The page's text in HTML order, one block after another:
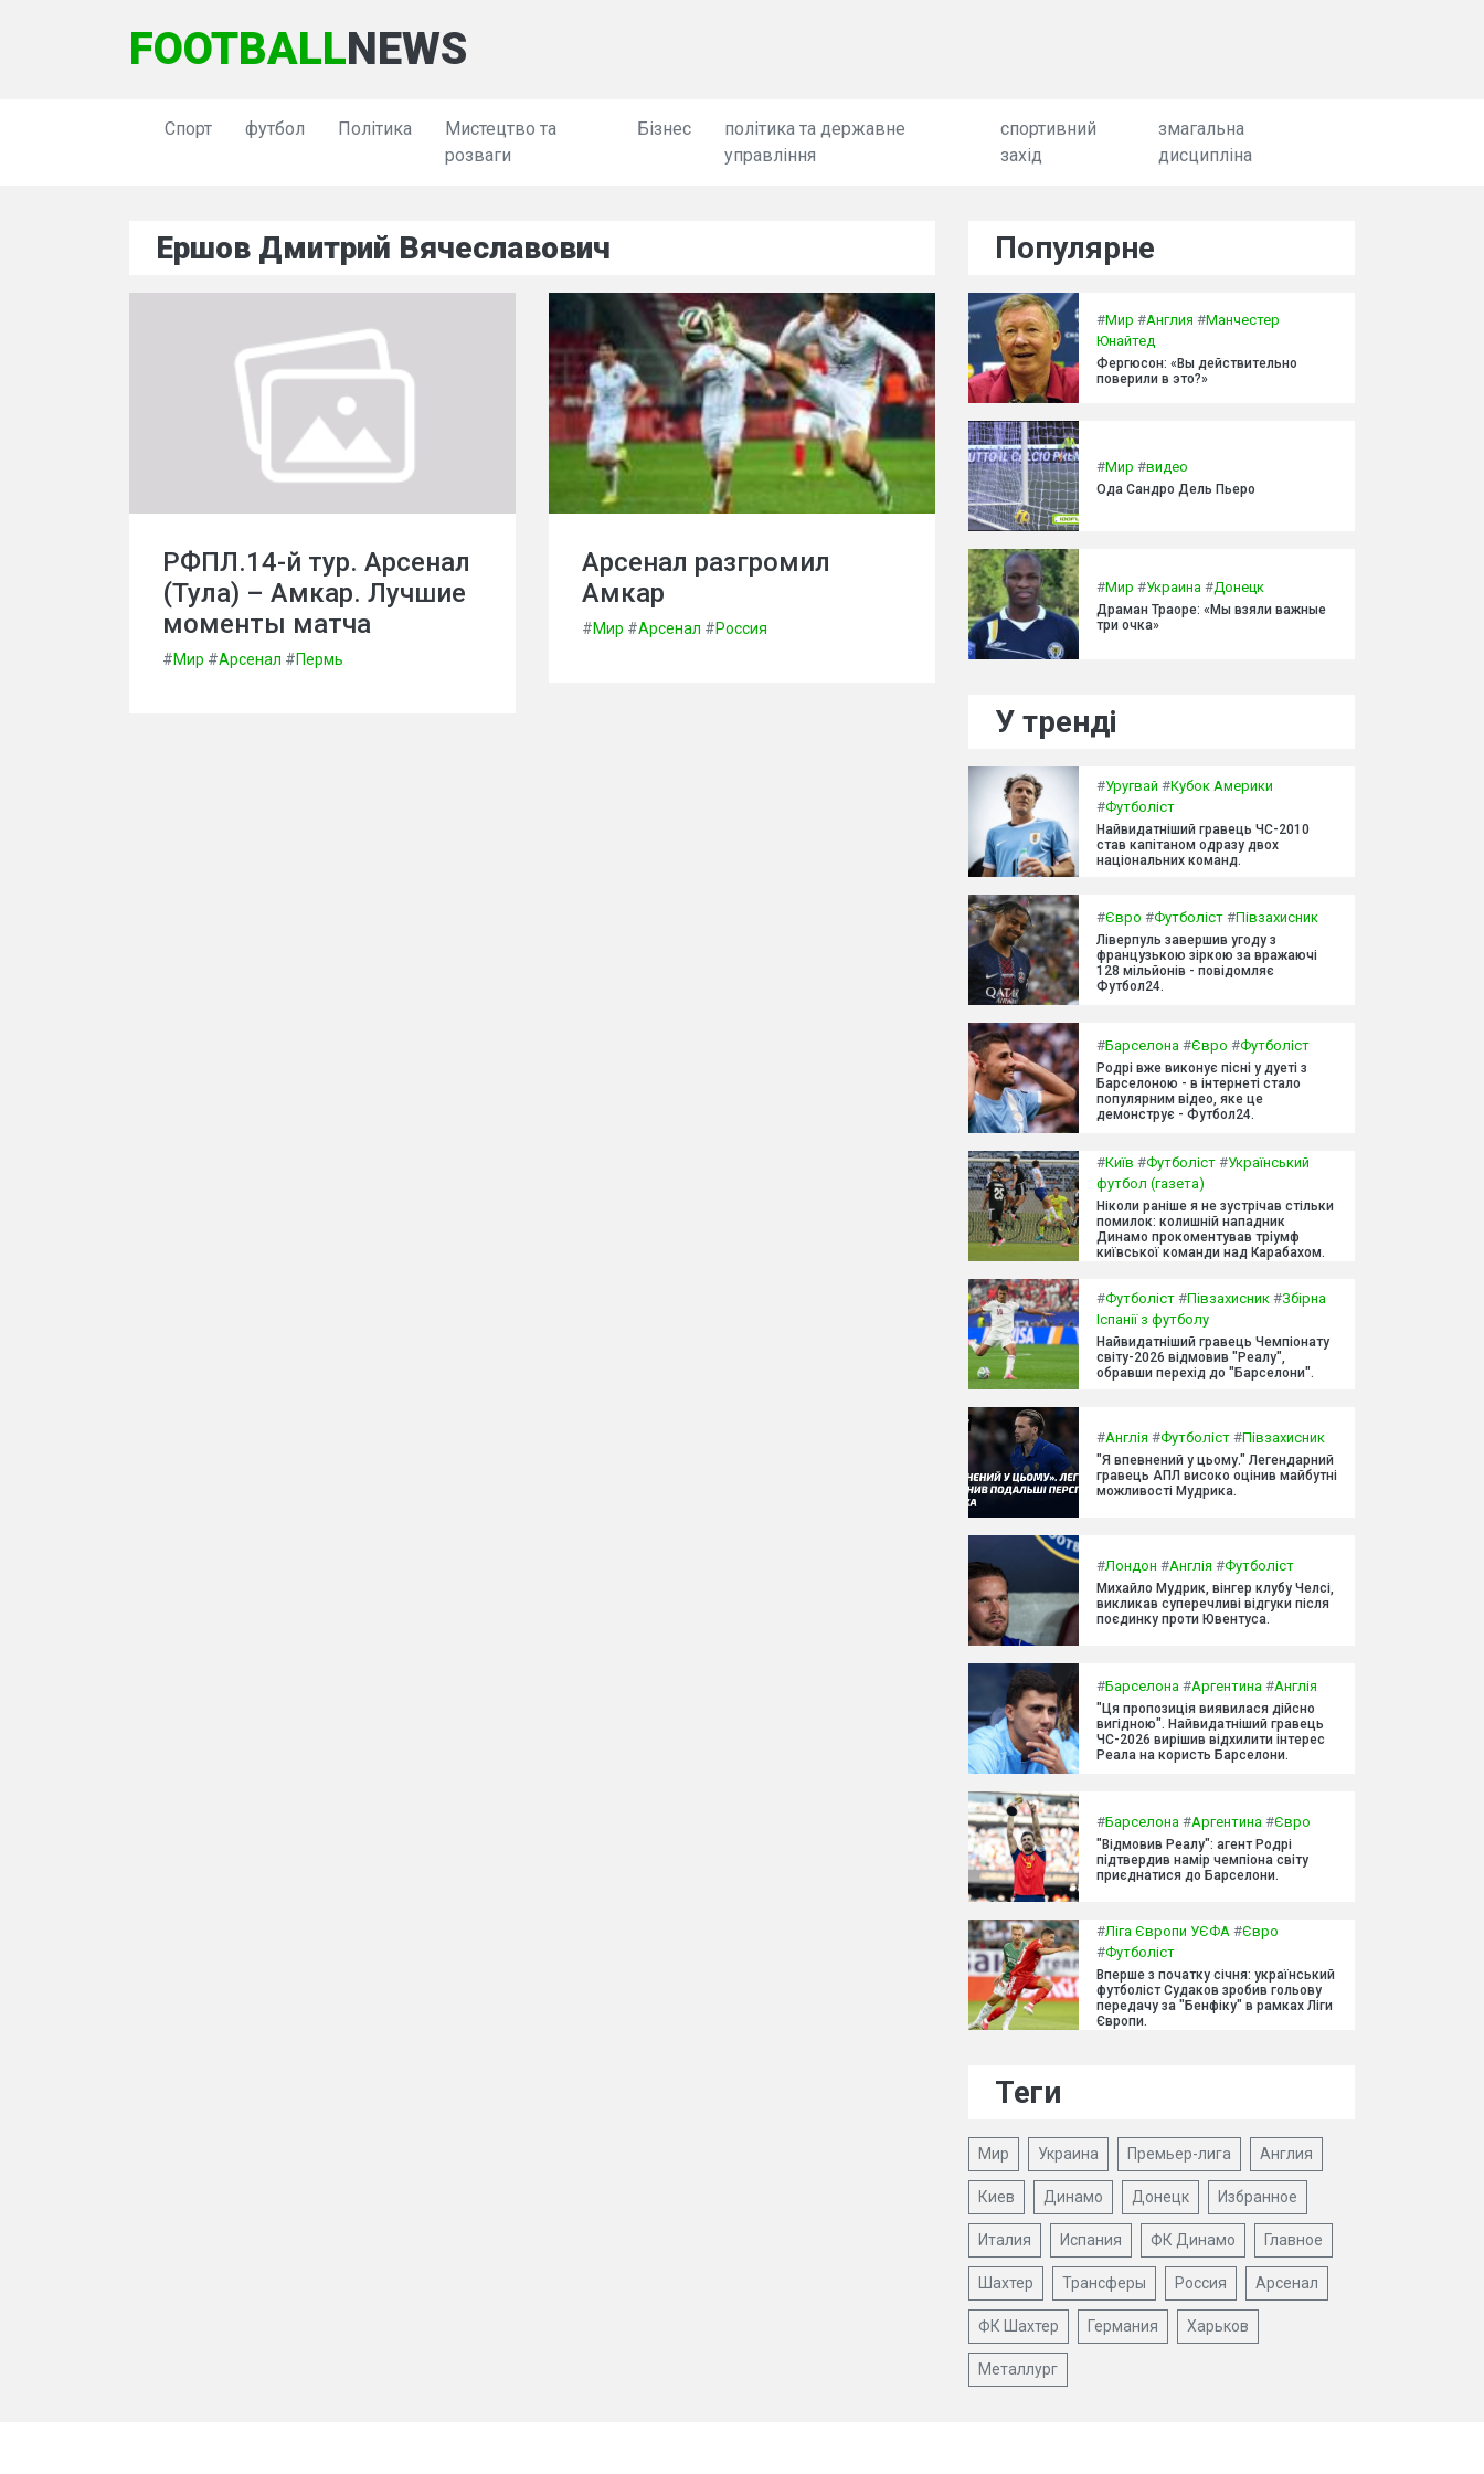
FOOTBALLNEWS
Спорт футбол Політика
Мистецтво та
розваги
Бізнес
політика та державне
управління
спортивний
захід
змагальна
дисципліна
Ершов Дмитрий Вячеславович
РФПЛ.14-й тур. Арсенал
(Тула) – Амкар. Лучшие
моменты матча
#Мир #Арсенал #Пермь
Арсенал разгромил
Амкар
#Мир #Арсенал #Россия
Популярне
#Мир #Англия #Манчестер
Юнайтед
Фергюсон: «Вы действительно
поверили в это?»
#Мир #видео
Ода Сандро Дель Пьеро
#Мир #Украина #Донецк
Драман Траоре: «Мы взяли важные
три очка»
У тренді
#Уругвай #Кубок Америки
#Футболіст
Найвидатніший гравець ЧС-2010
став капітаном одразу двох
національних команд.
#Євро #Футболіст #Півзахисник
Ліверпуль завершив угоду з
французькою зіркою за вражаючі
128 мільйонів - повідомляє
Футбол24.
#Барселона #Євро #Футболіст
Родрі вже виконує пісні у дуеті з
Барселоною - в інтернеті стало
популярним відео, яке це
демонструє - Футбол24.
#Київ #Футболіст #Український
футбол (газета)
Ніколи раніше я не зустрічав стільки
помилок: колишній нападник
Динамо прокоментував тріумф
київської команди над Карабахом.
#Футболіст #Півзахисник #Збірна
Іспанії з футболу
Найвидатніший гравець Чемпіонату
світу-2026 відмовив "Реалу",
обравши перехід до "Барселони".
#Англія #Футболіст #Півзахисник
"Я впевнений у цьому." Легендарний
гравець АПЛ високо оцінив майбутні
можливості Мудрика.
#Лондон #Англія #Футболіст
Михайло Мудрик, вінгер клубу Челсі,
викликав суперечливі відгуки після
поєдинку проти Ювентуса.
#Барселона #Аргентина #Англія
"Ця пропозиція виявилася дійсно
вигідною". Найвидатніший гравець
ЧС-2026 вирішив відхилити інтерес
Реала на користь Барселони.
#Барселона #Аргентина #Євро
"Відмовив Реалу": агент Родрі
підтвердив намір чемпіона світу
приєднатися до Барселони.
#Ліга Європи УЄФА #Євро
#Футболіст
Вперше з початку січня: український
футболіст Судаков зробив гольову
передачу за "Бенфіку" в рамках Ліги
Європи.
Теги
Мир Украина Премьер-лига Англия
Киев Динамо Донецк Избранное
Италия Испания ФК Динамо Главное
Шахтер Трансферы Россия Арсенал
ФК Шахтер Германия Харьков
Металлург